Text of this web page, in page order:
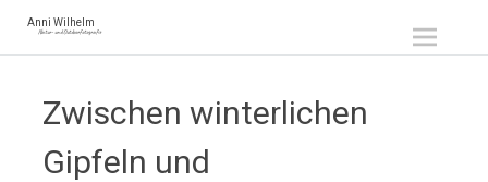
Anni Wilhelm
Natur- und Outdoorfotografie
Inhalt
Zwischen winterlichen
Gipfeln und